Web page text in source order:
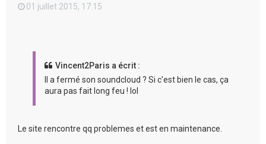
01 juillet 2015, 17:15
Vincent2Paris a écrit :
Il a fermé son soundcloud ? Si c'est bien le cas, ça
aura pas fait long feu ! lol
Le site rencontre qq problemes et est en maintenance.